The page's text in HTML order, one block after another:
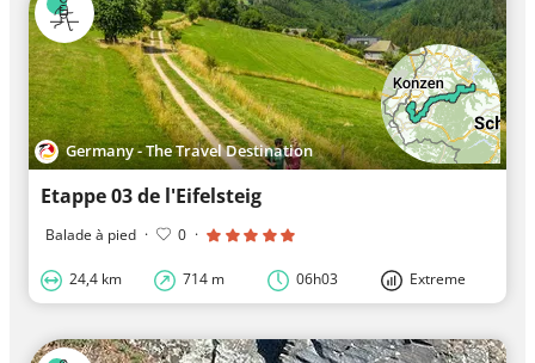
Germany - The Travel Destination
Etappe 03 de l'Eifelsteig
Balade à pied · 0 ·
24,4 km 714 m 06h03 Extreme